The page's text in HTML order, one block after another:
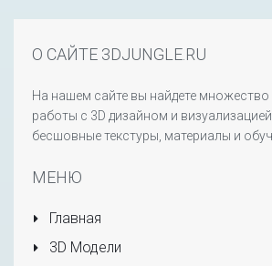
О САЙТЕ 3DJUNGLE.RU
На нашем сайте вы найдете множество
работы с 3D дизайном и
бесшовные текстуры, материалы и
МЕНЮ
Главная
3D Модели